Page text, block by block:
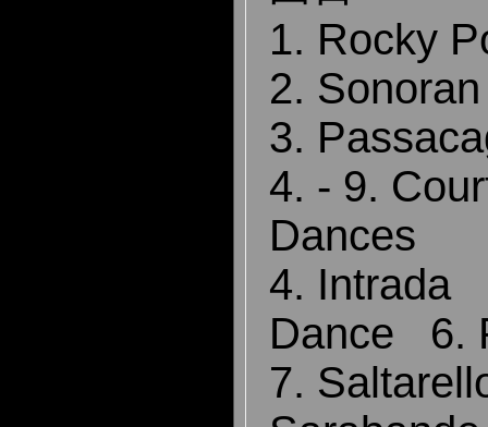
1. Rocky
2.
3.
4. - 9.
Dances
4. Intrada
Dance 6.
7.